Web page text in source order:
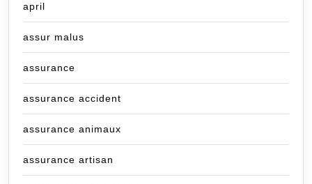
april
assur malus
assurance
assurance accident
assurance animaux
assurance artisan